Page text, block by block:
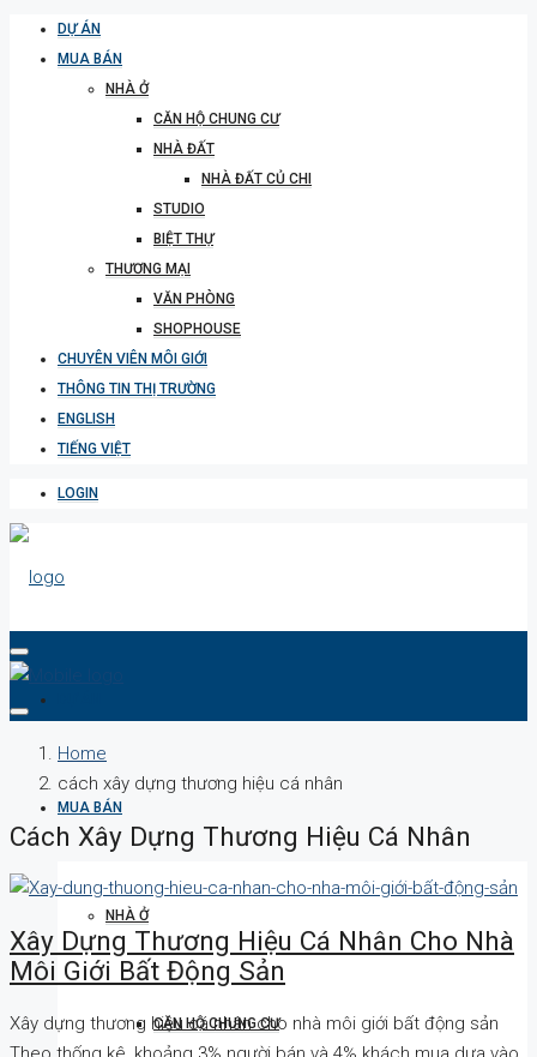
DỰ ÁN
MUA BÁN
NHÀ Ở
CĂN HỘ CHUNG CƯ
NHÀ ĐẤT
NHÀ ĐẤT CỦ CHI
STUDIO
BIỆT THỰ
THƯƠNG MẠI
VĂN PHÒNG
SHOPHOUSE
CHUYÊN VIÊN MÔI GIỚI
THÔNG TIN THỊ TRƯỜNG
ENGLISH
TIẾNG VIỆT
LOGIN
MUA BÁN
NHÀ Ở
CĂN HỘ CHUNG CƯ
Home
cách xây dựng thương hiệu cá nhân
Cách Xây Dựng Thương Hiệu Cá Nhân
Xây Dựng Thương Hiệu Cá Nhân Cho Nhà
Môi Giới Bất Động Sản
Xây dựng thương hiệu cá nhân cho nhà môi giới bất động sản